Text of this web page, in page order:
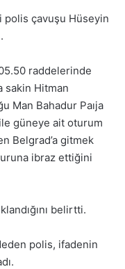
polis çavuşu Hüseyin
raddelerinde
sakin Hitman
Man Bahadur Paıja
güneye ait oturum
Belgrad’a gitmek
ibraz ettiğini
belirtti.
polis, ifadenin